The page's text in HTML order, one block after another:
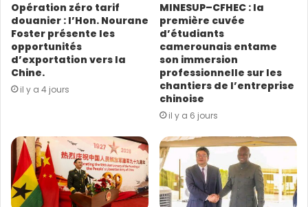
Route Ngaoundéré-Paro au Cameroun
Projet du réseau ferroviaire fédéral des
Émirats arabes unis
s
e
E
m
a
l
Opération zéro tarif
douanier : l’Hon. Nourane
Foster présente les
opportunités
d’exportation vers la
Chine.
il y a 4 jours
MINESUP–CFHEC : la
première cuvée
d’étudiants
camerounais entame
son immersion
professionnelle sur les
chantiers de l’entreprise
chinoise
il y a 6 jours